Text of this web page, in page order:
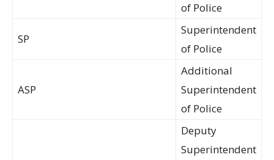
of Police
SP
Superintendent
of Police
ASP
Additional
Superintendent
of Police
Deputy
Superintendent